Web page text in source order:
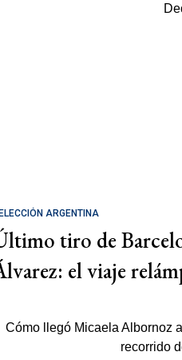
ARGENTINA
tiro de
el viaje